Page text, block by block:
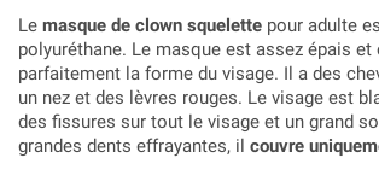
Le masque de clown squelette pour adulte
polyuréthane. Le masque est assez épais et
parfaitement la forme du visage. Il a des
un nez et des lèvres rouges. Le visage est
des fissures sur tout le visage et un grand
grandes dents effrayantes, il couvre